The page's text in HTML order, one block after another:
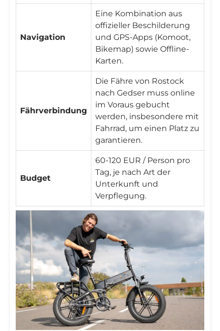
Navigation
Eine Kombination aus
offizieller Beschilderung
und GPS-Apps (Komoot,
Bikemap) sowie Offline-
Karten.
Fährverbindung
Die Fähre von Rostock
nach Gedser muss online
im Voraus gebucht
werden, insbesondere mit
Fahrrad, um einen Platz zu
garantieren.
Budget
60-120 EUR / Person pro
Tag, je nach Art der
Unterkunft und
Verpflegung.